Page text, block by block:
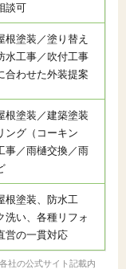
談可
根塗装／塗り替え
水工事／吹付工事
合わせた外装提案
根塗装／建築塗装
ング（コーキン
事／雨樋交換／雨
根塗装、防水工
洗い、各種リフォ
営の一貫対応
社の公式サイト記載内